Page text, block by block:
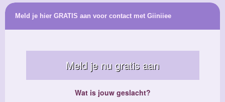
Meld je hier GRATIS aan voor contact met Giiniiee